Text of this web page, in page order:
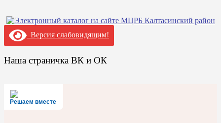
Версия слабовидящим!
Наша страничка ВК и ОК
Решаем вместе